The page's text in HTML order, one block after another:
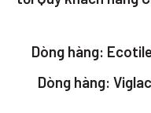
Dòng hàng:
Dòng hàng: